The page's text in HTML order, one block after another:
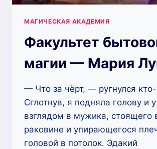
МАГИЧЕСКАЯ АКАДЕМИЯ
Факультет
магии — Мария
— Что за чёрт, — ругнулся
Сглотнув, я подняла голову и
взглядом в мужика, стоящего
раковине и упирающегося
головой в потолок. Эдакий